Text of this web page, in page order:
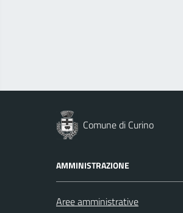
Comune di Curino
AMMINISTRAZIONE
Aree amministrative